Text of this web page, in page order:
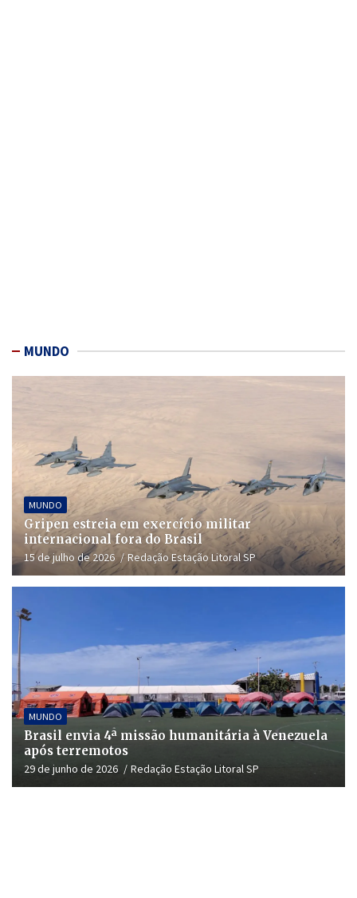
MUNDO
MUNDO
Gripen estreia em exercício militar
internacional fora do Brasil
15 de julho de 2026 Redação Estação Litoral SP
MUNDO
Brasil envia 4ª missão humanitária à Venezuela
após terremotos
29 de junho de 2026 Redação Estação Litoral SP